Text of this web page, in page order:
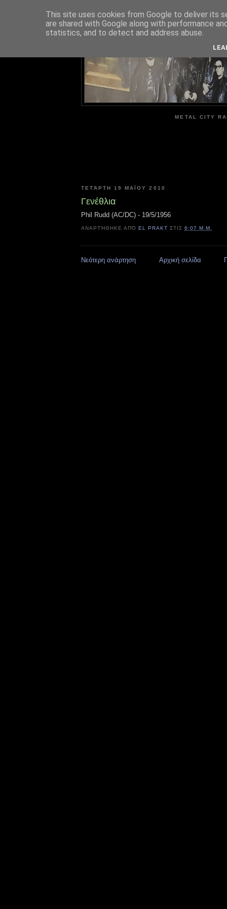
METAL CITY
ΤΕΤΆΡΤΗ 19 ΜΑΪ́ΟΥ 2010
Γενέθλια
Phil Rudd (AC/DC) - 19/5/1956
ΑΝΑΡΤΉΘΗΚΕ ΑΠΌEL PRAKT ΣΤΙΣ6:07 Μ.Μ.
Νεότερη ανάρτηση Αρχική σελίδα
This site uses cookies from Google to deliver its
are shared with Google along with performance
statistics, and to detect and address abuse.